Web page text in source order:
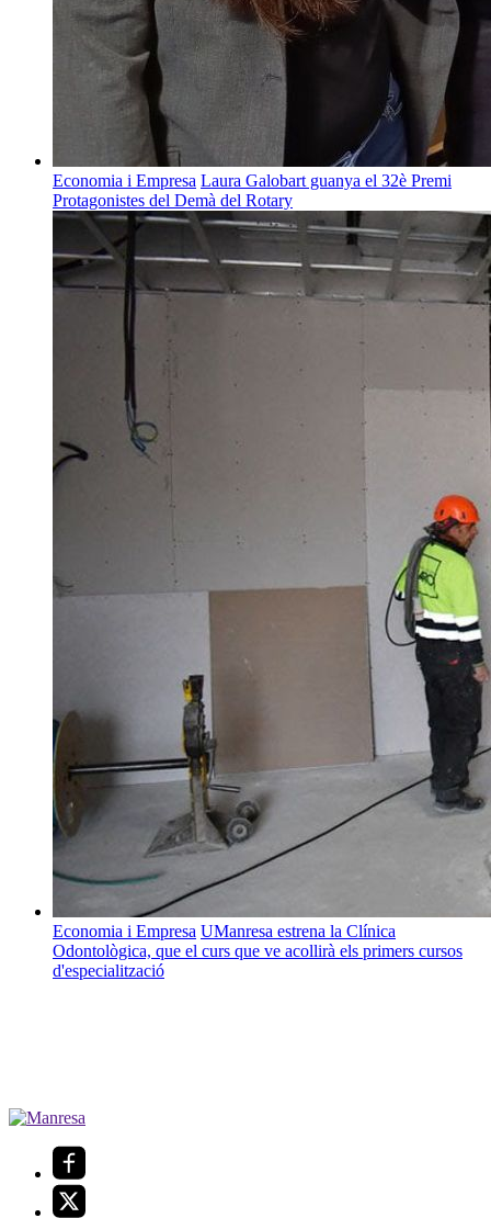
Economia i Empresa Laura Galobart guanya el 32è Premi
Protagonistes del Demà del Rotary
Economia i Empresa UManresa estrena la Clínica
Odontològica, que el curs que ve acollirà els primers cursos
d'especialització